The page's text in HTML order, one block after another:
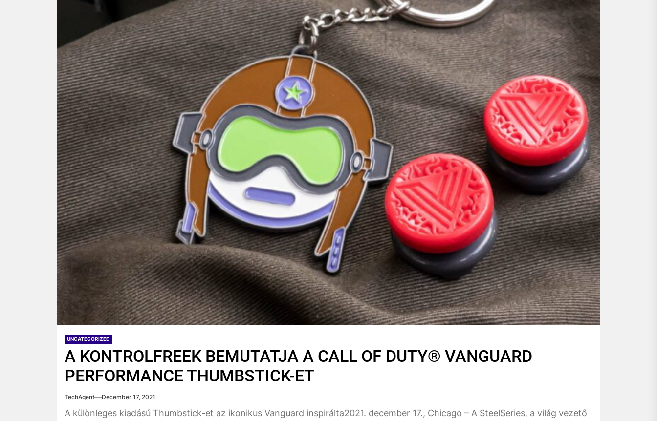
UNCATEGORIZED
A KONTROLFREEK BEMUTATJA A CALL OF DUTY® VANGUARD
PERFORMANCE THUMBSTICK-ET
TechAgent December 17, 2021
A különleges kiadású Thumbstick-et az ikonikus Vanguard inspirálta2021. december 17., Chicago – A SteelSeries, a világ vezető